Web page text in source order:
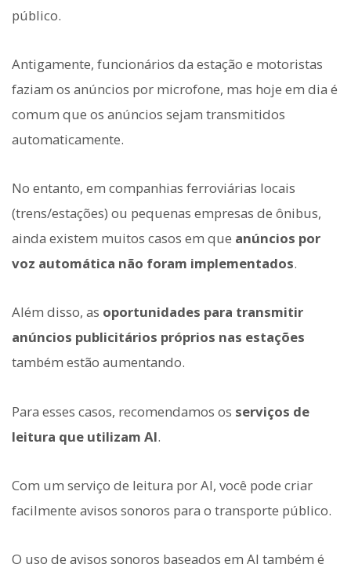
público.
Antigamente, funcionários da estação e motoristas
faziam os anúncios por microfone, mas hoje em dia é
comum que os anúncios sejam transmitidos
automaticamente.
No entanto, em companhias ferroviárias locais
(trens/estações) ou pequenas empresas de ônibus,
ainda existem muitos casos em que anúncios por
voz automática não foram implementados.
Além disso, as oportunidades para transmitir
anúncios publicitários próprios nas estações
também estão aumentando.
Para esses casos, recomendamos os serviços de
leitura que utilizam AI.
Com um serviço de leitura por AI, você pode criar
facilmente avisos sonoros para o transporte público.
O uso de avisos sonoros baseados em AI também é